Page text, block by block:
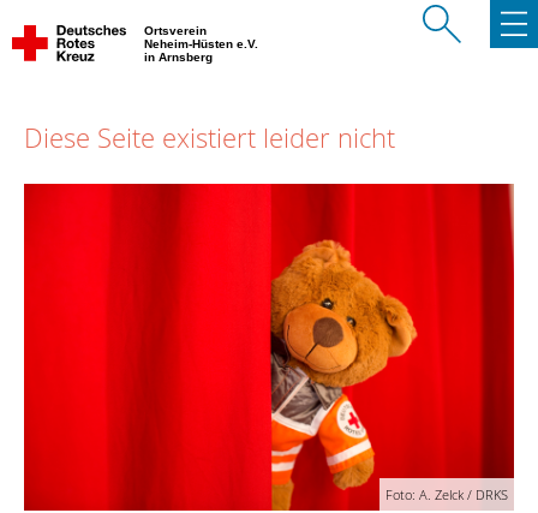
Ortsverein
Neheim-Hüsten e.V.
in Arnsberg
Diese Seite existiert leider nicht
Foto: A. Zelck / DRKS